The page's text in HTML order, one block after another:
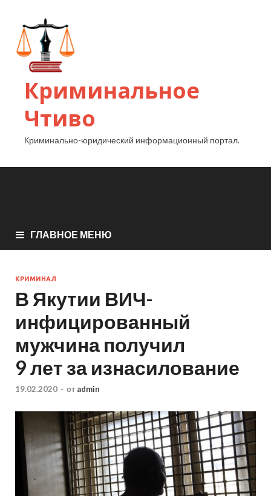
Криминальное
Чтиво
Криминально-юридический информационный портал.
ГЛАВНОЕ МЕНЮ
КРИМИНАЛ
В Якутии ВИЧ-
инфицированный
мужчина получил
9 лет за изнасилование
19.02.2020 - от admin